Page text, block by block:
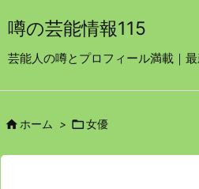
噂の芸能情報115
芸能人の噂とプロフィール満載｜
ホーム > 女優